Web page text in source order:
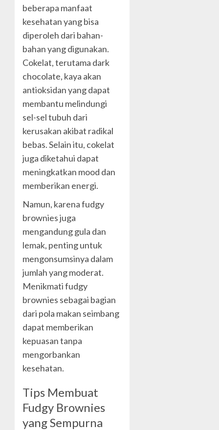
beberapa manfaat
kesehatan yang bisa
diperoleh dari bahan-
bahan yang digunakan.
Cokelat, terutama dark
chocolate, kaya akan
antioksidan yang dapat
membantu melindungi
sel-sel tubuh dari
kerusakan akibat radikal
bebas. Selain itu, cokelat
juga diketahui dapat
meningkatkan mood dan
memberikan energi.
Namun, karena fudgy
brownies juga
mengandung gula dan
lemak, penting untuk
mengonsumsinya dalam
jumlah yang moderat.
Menikmati fudgy
brownies sebagai bagian
dari pola makan seimbang
dapat memberikan
kepuasan tanpa
mengorbankan
kesehatan.
Tips Membuat
Fudgy Brownies
yang Sempurna